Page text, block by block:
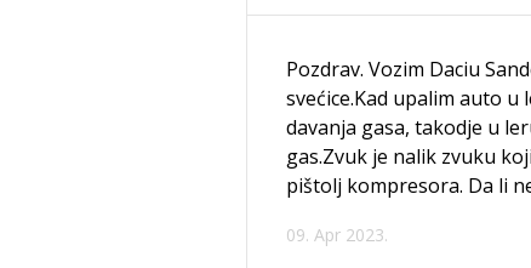
Pozdrav. Vozim Daciu
svećice.Kad upalim auto
davanja gasa, takodje u
gas.Zvuk je nalik zvuku
pištolj kompresora. Da li
09. Apr 2023.